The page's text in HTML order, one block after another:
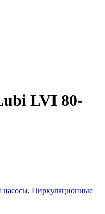
LVI 80-
насосы, Циркуляционные